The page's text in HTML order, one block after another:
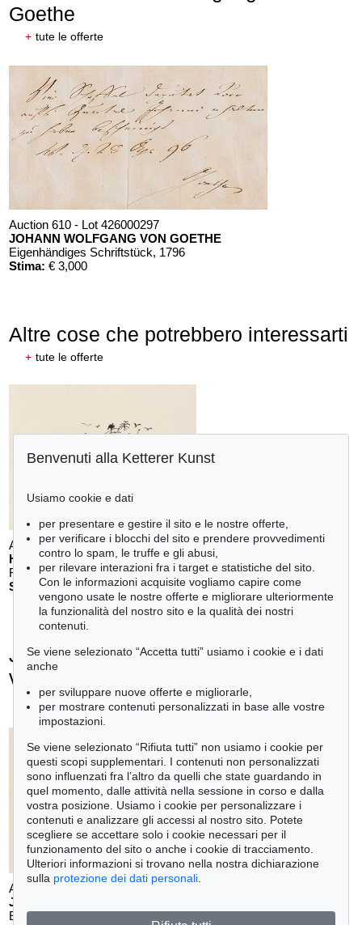
Goethe
+ tute le offerte
Auction 610 - Lot 426000297
JOHANN WOLFGANG VON GOETHE
Eigenhändiges Schriftstück, 1796
Stima: € 3,000
Altre cose che potrebbero interessarti
+ tute le offerte
Auction 610 - Lot 426000372
HERMANN MAX PECHSTEIN
Reisebilder, 1919
Stima:€ 1,600
Auction 610 - Lot 426000324
OSCAR WILDE
Salomé, 1930
Stima: € 1,000
Johann Wolfgang von Goethe - Ogetti
venduti
tute le offerte
Auction 599 - Lot 560
J. GOETHE
Eigh. Brief an A. von Humboldt. 1/2 S. , 1831
Auction 604 - Lot 38
Eigh. Brief an Boie, 1774 , 1774
Benvenuti alla Ketterer Kunst
Usiamo cookie e dati
per presentare e gestire il sito e le nostre offerte,
per verificare i blocchi del sito e prendere provvedimenti
contro lo spam, le truffe e gli abusi,
per rilevare interazioni fra i target e statistiche del sito.
Con le informazioni acquisite vogliamo capire come
vengono usate le nostre offerte e migliorare ulteriormente
la funzionalità del nostro sito e la qualità dei nostri
contenuti.
Se viene selezionato “Accetta tutti” usiamo i cookie e i dati
anche
per sviluppare nuove offerte e migliorarle,
per mostrare contenuti personalizzati in base alle vostre
impostazioni.
Se viene selezionato “Rifiuta tutti” non usiamo i cookie per
questi scopi supplementari. I contenuti non personalizzati
sono influenzati fra l’altro da quelli che state guardando in
quel momento, dalle attività nella sessione in corso e dalla
vostra posizione. Usiamo i cookie per personalizzare i
contenuti e analizzare gli accessi al nostro sito. Potete
scegliere se accettare solo i cookie necessari per il
funzionamento del sito o anche i cookie di tracciamento.
Ulteriori informazioni si trovano nella nostra dichiarazione
sulla protezione dei dati personali